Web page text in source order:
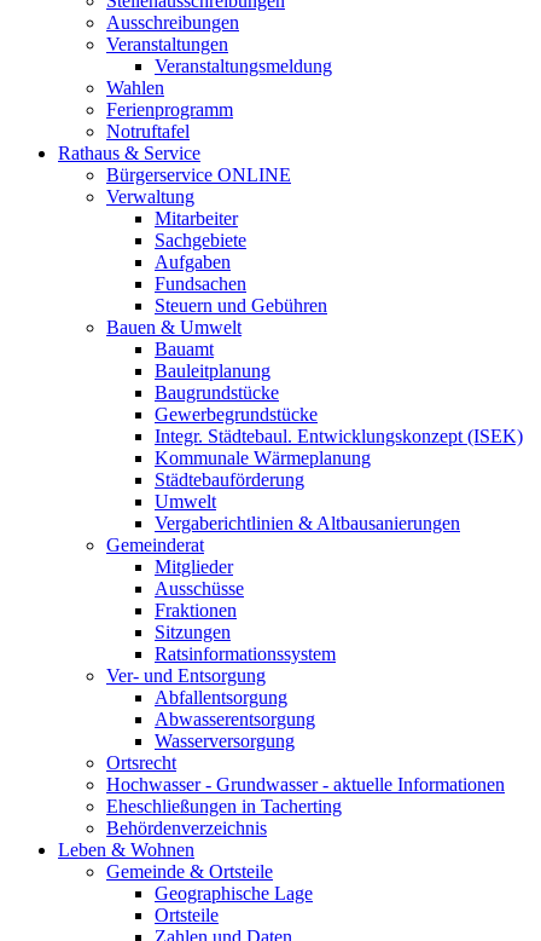
Ausschreibungen
Veranstaltungen
Veranstaltungsmeldung
Wahlen
Ferienprogramm
Notruftafel
Rathaus & Service
Bürgerservice ONLINE
Verwaltung
Mitarbeiter
Sachgebiete
Aufgaben
Fundsachen
Steuern und Gebühren
Bauen & Umwelt
Bauamt
Bauleitplanung
Baugrundstücke
Gewerbegrundstücke
Integr. Städtebaul. Entwicklungskonzept (ISEK)
Kommunale Wärmeplanung
Städtebauförderung
Umwelt
Vergaberichtlinien & Altbausanierungen
Gemeinderat
Mitglieder
Ausschüsse
Fraktionen
Sitzungen
Ratsinformationssystem
Ver- und Entsorgung
Abfallentsorgung
Abwasserentsorgung
Wasserversorgung
Ortsrecht
Hochwasser - Grundwasser - aktuelle Informationen
Eheschließungen in Tacherting
Behördenverzeichnis
Leben & Wohnen
Gemeinde & Ortsteile
Geographische Lage
Ortsteile
Zahlen und Daten